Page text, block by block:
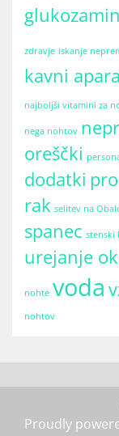
glukozamin
zdravje iskanje
kavni
najboljši vitamini za
nega nohtov
oreščki
dodatki
rak selitev na
spanec stenski
urejanje
nohte voda
nohtov
Proudly